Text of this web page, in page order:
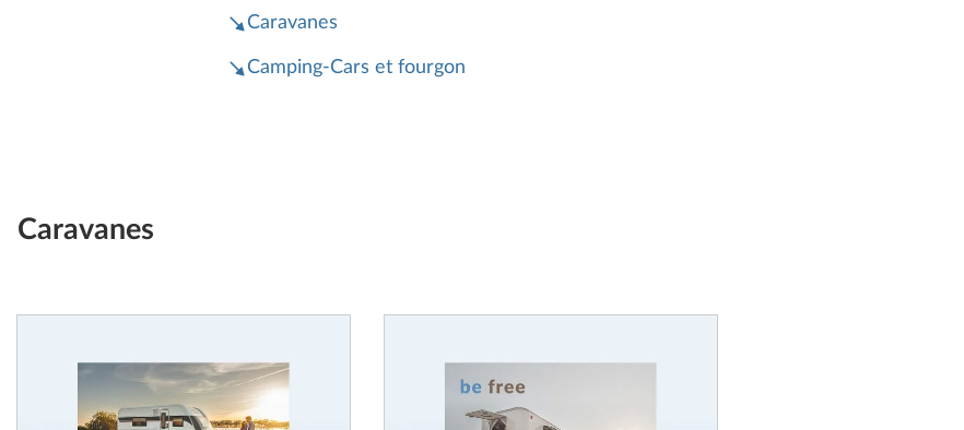
Caravanes
Camping-Cars et fourgon
Caravanes